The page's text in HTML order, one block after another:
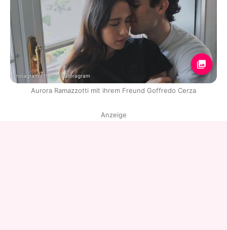
Instagram / therealauroragram
Aurora Ramazzotti mit ihrem Freund Goffredo Cerza
Anzeige